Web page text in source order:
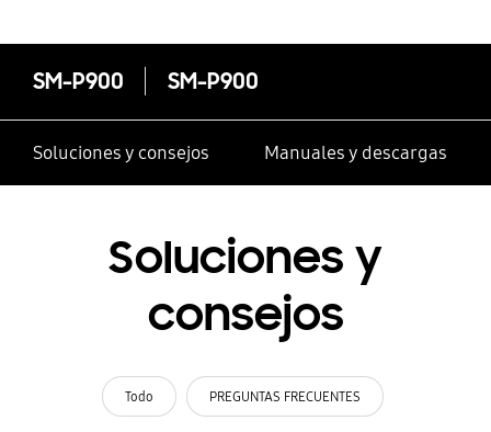
SM-P900 SM-P900
Soluciones y consejos Manuales y descargas
Soluciones y
consejos
Todo PREGUNTAS FRECUENTES